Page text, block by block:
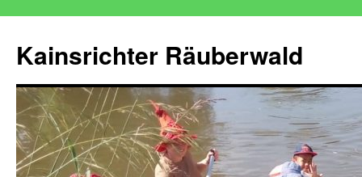
springen
Kainsrichter Räuberwald